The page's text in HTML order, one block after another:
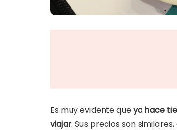
Es muy evidente queya hace
viajar. Sus precios son